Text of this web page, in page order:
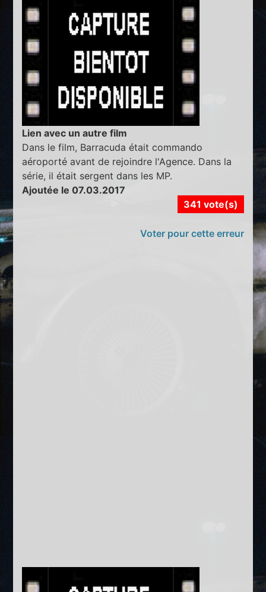
Lien avec un autre film
Dans le film, Barracuda était commando
aéroporté avant de rejoindre l'Agence. Dans la
série, il était sergent dans les MP.
Ajoutée le 07.03.2017
341 vote(s)
Voter pour cette erreur